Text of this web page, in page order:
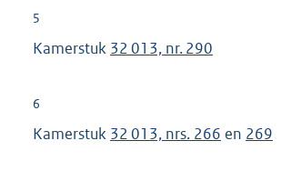
5
Kamerstuk 32 013, nr. 290
6
Kamerstuk 32 013, nrs. 266 en 269